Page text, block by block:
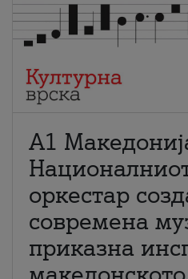
А1
оркестар
современа
приказна